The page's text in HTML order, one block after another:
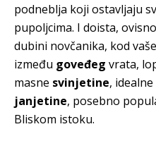
podneblja koji ostavljaju
pupoljcima. I doista,
dubini novčanika, kod
između goveđeg vrata,
masne svinjetine,
janjetine, posebno
Bliskom istoku.